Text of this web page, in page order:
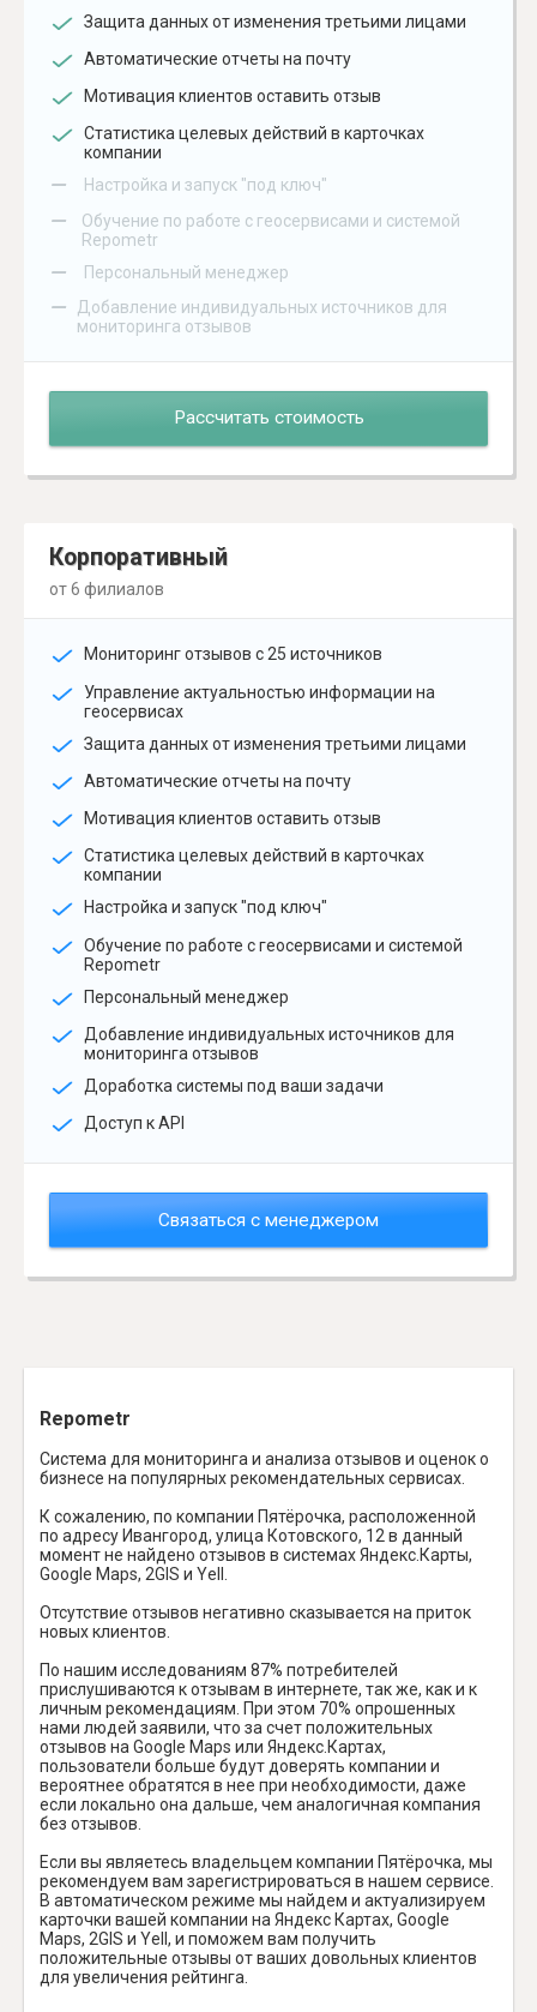
Защита данных от изменения третьими лицами
Автоматические отчеты на почту
Мотивация клиентов оставить отзыв
Статистика целевых действий в карточках
компании
– Настройка и запуск "под ключ"
–
Обучение по работе с геосервисами и системой
Repometr
– Персональный менеджер
–
Добавление индивидуальных источников для
мониторинга отзывов
Рассчитать стоимость
Корпоративный
от 6 филиалов
Мониторинг отзывов с 25 источников
Управление актуальностью информации на
геосервисах
Защита данных от изменения третьими лицами
Автоматические отчеты на почту
Мотивация клиентов оставить отзыв
Статистика целевых действий в карточках
компании
Настройка и запуск "под ключ"
Обучение по работе с геосервисами и системой
Repometr
Персональный менеджер
Добавление индивидуальных источников для
мониторинга отзывов
Доработка системы под ваши задачи
Доступ к API
Связаться с менеджером
Repometr
Система для мониторинга и анализа отзывов и оценок о
бизнесе на популярных рекомендательных сервисах.
К сожалению, по компании Пятёрочка, расположенной
по адресу Ивангород, улица Котовского, 12 в данный
момент не найдено отзывов в системах Яндекс.Карты,
Google Maps, 2GIS и Yell.
Отсутствие отзывов негативно сказывается на приток
новых клиентов.
По нашим исследованиям 87% потребителей
прислушиваются к отзывам в интернете, так же, как и к
личным рекомендациям. При этом 70% опрошенных
нами людей заявили, что за счет положительных
отзывов на Google Maps или Яндекс.Картах,
пользователи больше будут доверять компании и
вероятнее обратятся в нее при необходимости, даже
если локально она дальше, чем аналогичная компания
без отзывов.
Если вы являетесь владельцем компании Пятёрочка, мы
рекомендуем вам зарегистрироваться в нашем сервисе.
В автоматическом режиме мы найдем и актуализируем
карточки вашей компании на Яндекс Картах, Google
Maps, 2GIS и Yell, и поможем вам получить
положительные отзывы от ваших довольных клиентов
для увеличения рейтинга.